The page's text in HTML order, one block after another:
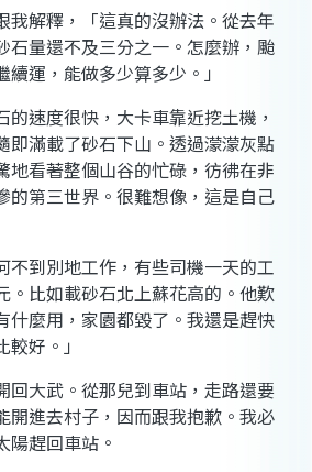
解釋，「這真的沒辦法。從去年
石量還不及三分之一。怎麼辦，颱
運，能做多少算多少。」
速度很快，大卡車靠近挖土機，
即滿載了砂石下山。透過濛濛灰點
地看著整個山谷的忙碌，彷彿在非
的第三世界。很難想像，這是自己
到別地工作，有些司機一天的工
。比如載砂石北上蘇花高的。他歎
什麼用，家園都毀了。我還是趕快
好。」
大武。從那兒到車站，走路還要
開進去村子，因而跟我抱歉。我必
陽趕回車站。